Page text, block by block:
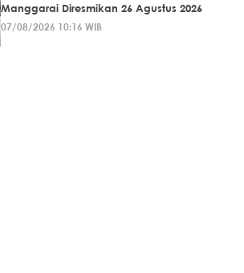
Manggarai Diresmikan 26 Agustus 2026
07/08/2026 10:16 WIB